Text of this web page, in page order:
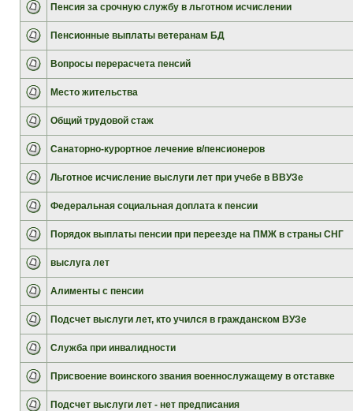
Пенсия за срочную службу в льготном исчислении
Пенсионные выплаты ветеранам БД
Вопросы перерасчета пенсий
Место жительства
Общий трудовой стаж
Санаторно-курортное лечение в/пенсионеров
Льготное исчисление выслуги лет при учебе в ВВУЗе
Федеральная социальная доплата к пенсии
Порядок выплаты пенсии при переезде на ПМЖ в страны СНГ
выслуга лет
Алименты с пенсии
Подсчет выслуги лет, кто учился в гражданском ВУЗе
Служба при инвалидности
Присвоение воинского звания военнослужащему в отставке
Подсчет выслуги лет - нет предписания